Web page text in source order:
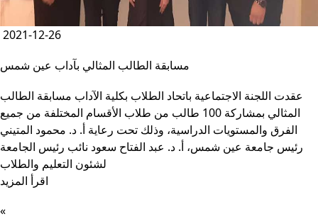
2021-12-26
مسابقة الطالب المثالي بآداب عين شمس
عقدت اللجنة الاجتماعية باتحاد الطلاب بكلية الآداب مسابقة الطالب
المثالي بمشاركة 100 طالب من طلاب الأقسام المختلفة من جميع
الفرق والمستويات الدراسية، وذلك تحت رعاية أ. د. محمود المتيني
رئيس جامعة عين شمس، أ. د. عبد الفتاح سعود نائب رئيس الجامعة
لشئون التعليم والطلاب
اقرأ المزيد
«